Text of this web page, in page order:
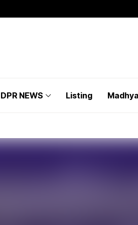
DPR NEWS Listing